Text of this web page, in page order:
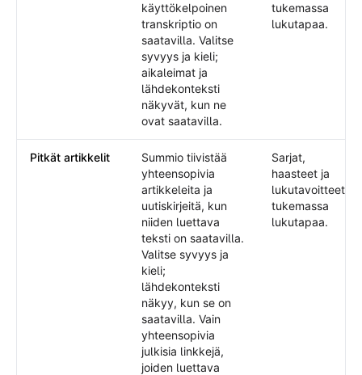
käyttökelpoinen
transkriptio on
saatavilla. Valitse
syvyys ja kieli;
aikaleimat ja
lähdekonteksti
näkyvät, kun ne
ovat saatavilla.
tukemassa
lukutapaa.
Pitkät artikkelit
Summio tiivistää
yhteensopivia
artikkeleita ja
uutiskirjeitä, kun
niiden luettava
teksti on saatavilla.
Valitse syvyys ja
kieli;
lähdekonteksti
näkyy, kun se on
saatavilla. Vain
yhteensopivia
julkisia linkkejä,
joiden luettava
Sarjat,
haasteet ja
lukutavoitteet
tukemassa
lukutapaa.